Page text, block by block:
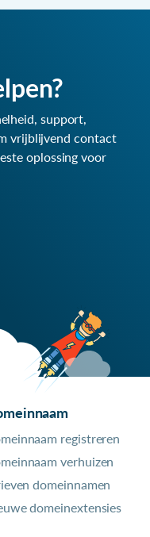
support,
vrijblijvend contact
oplossing voor
registreren
verhuizen
domeinnamen
domeinextensies